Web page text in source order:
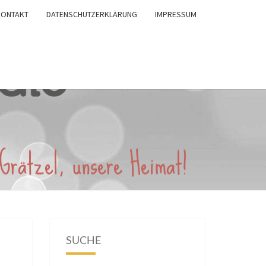
DATENSCHUTZERKLÄRUNG IMPRESSUM
SUCHE